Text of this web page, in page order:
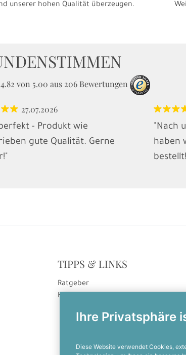
Ihre Privatsphäre
Diese Website verwendet Cookies,
unserer hohen Qualität überzeugen.
4.82 von 5.00 aus 206 Bewertungen
27.07.2026
perfekt - Produkt wie
gute Qualität. Gerne
"Nach
haben
TIPPS & LINKS
Ratgeber
Hinweise zur Gutscheineinlösung